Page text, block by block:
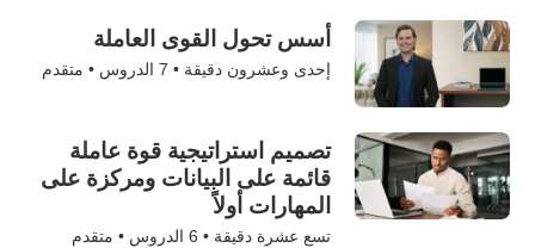
أسس تحول القوى العاملة
إحدى وعشرون دقيقة • 7 الدروس • متقدم
تصميم استراتيجية قوة عاملة
قائمة على البيانات ومركزة على
المهارات أولاً
تسع عشرة دقيقة • 6 الدروس • متقدم